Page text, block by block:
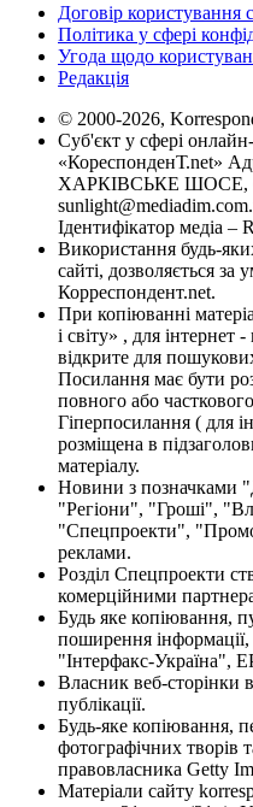
Договір користування
Політика у сфері
Угода щодо
Редакція
© 2000-2026,
Суб'єкт у сфері
«КореспонденТ.net»
ХАРКІВСЬКЕ ШОСЕ,
Ідентифікатор медіа –
Використання будь-
сайті, дозволяється
Корреспондент.net.
При копіюванні
і світу» , для інтернет
відкрите для
Посилання має бути
повного або
Гіперпосилання ( для
розміщена в
матеріалу.
Новини з позначками
"Регіони", "Гроші",
"Спецпроекти",
реклами.
Розділ Спецпроекти
комерційними
Будь яке копіювання,
поширення
"Інтерфакс-Україна",
Власник веб-сторінки
публікації.
Будь-яке копіювання,
фотографічних творів
правовласника Getty
Матеріали сайту